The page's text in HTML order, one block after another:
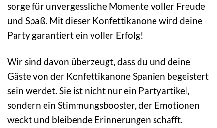
sorge für unvergessliche Momente voller Freude
und Spaß. Mit dieser Konfettikanone wird deine
Party garantiert ein voller Erfolg!
Wir sind davon überzeugt, dass du und deine
Gäste von der Konfettikanone Spanien begeistert
sein werdet. Sie ist nicht nur ein Partyartikel,
sondern ein Stimmungsbooster, der Emotionen
weckt und bleibende Erinnerungen schafft.